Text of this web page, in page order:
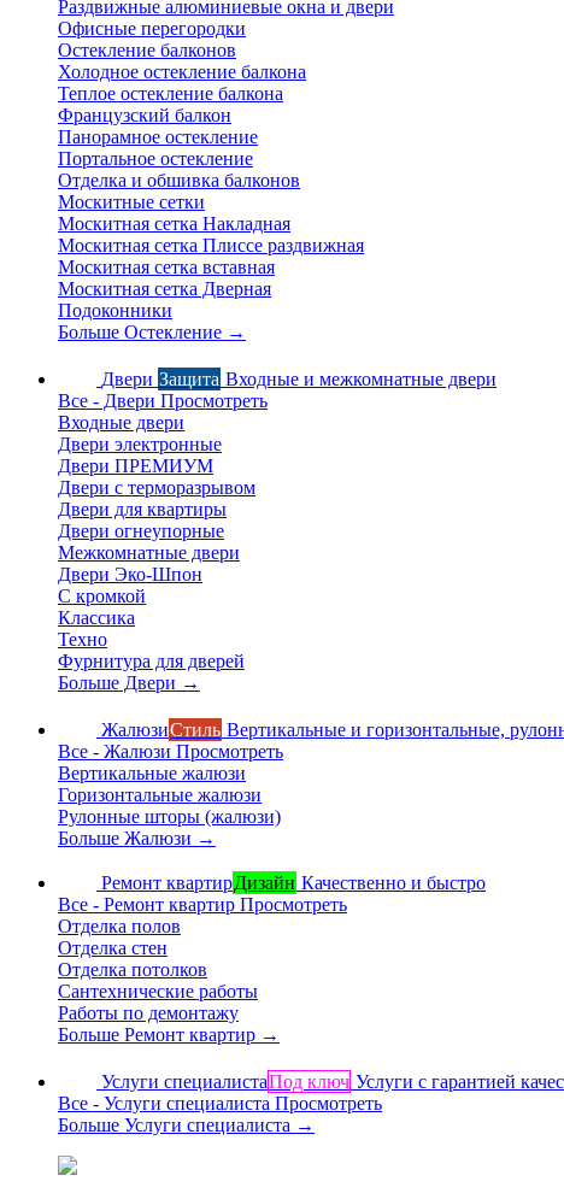
Раздвижные алюминиевые окна и двери
Офисные перегородки
Остекление балконов
Холодное остекление балкона
Теплое остекление балкона
Французский балкон
Панорамное остекление
Портальное остекление
Отделка и обшивка балконов
Москитные сетки
Москитная сетка Накладная
Москитная сетка Плиссе раздвижная
Москитная сетка вставная
Москитная сетка Дверная
Подоконники
Больше Остекление →
Двери Защита Входные и межкомнатные двери
Все - Двери Просмотреть
Входные двери
Двери электронные
Двери ПРЕМИУМ
Двери с терморазрывом
Двери для квартиры
Двери огнеупорные
Межкомнатные двери
Двери Эко-Шпон
С кромкой
Классика
Техно
Фурнитура для дверей
Больше Двери →
ЖалюзиСтиль Вертикальные и горизонтальные,
Все - Жалюзи Просмотреть
Вертикальные жалюзи
Горизонтальные жалюзи
Рулонные шторы (жалюзи)
Больше Жалюзи →
Ремонт квартирДизайн Качественно и быстро
Все - Ремонт квартир Просмотреть
Отделка полов
Отделка стен
Отделка потолков
Сантехнические работы
Работы по демонтажу
Больше Ремонт квартир →
Услуги специалистаПод ключ Услуги с гарантией
Все - Услуги специалиста Просмотреть
Больше Услуги специалиста →